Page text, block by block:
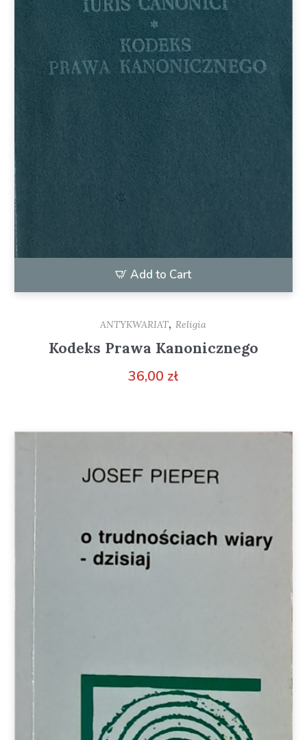
Add to Cart
ANTYKWARIAT, Religia
Kodeks Prawa Kanonicznego
36,00 zł